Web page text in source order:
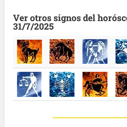
Ver otros signos del
31/7/2025